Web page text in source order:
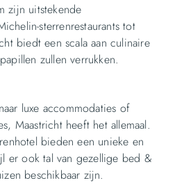
zijn uitstekende
sterrenrestaurants tot
biedt een scala aan culinaire
zullen verrukken.
luxe accommodaties of
Maastricht heeft het allemaal.
bieden een unieke en
er ook tal van gezellige bed &
beschikbaar zijn.